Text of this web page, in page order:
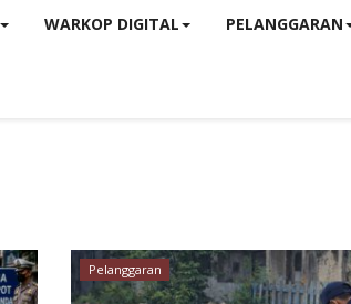
WARKOP DIGITAL PELANGGARAN
Pelanggaran